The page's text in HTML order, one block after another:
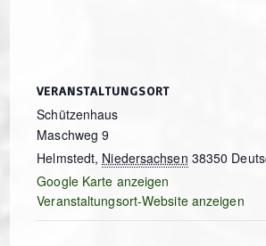
VERANSTALTUNGSORT
Schützenhaus
Maschweg 9
Helmstedt, Niedersachsen 38350
Google Karte anzeigen
Veranstaltungsort-Website anzeigen